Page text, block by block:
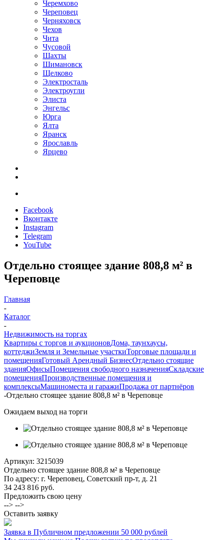
Черемхово
Череповец
Черняховск
Чехов
Чита
Чусовой
Шахты
Шимановск
Щелково
Электросталь
Электроугли
Элиста
Энгельс
Юрга
Ялта
Яранск
Ярославль
Ярцево
Facebook
Вконтакте
Instagram
Telegram
YouTube
Отдельно стоящее здание 808,8 м² в
Череповце
Главная
-
Каталог
-
Недвижимость на торгах
Квартиры с торгов и аукционовДома, таунхаусы,
коттеджиЗемля и Земельные участкиТорговые площади и
помещенияГотовый Арендный БизнесОтдельно стоящие
зданияОфисыПомещения свободного назначенияСкладские
помещенияПроизводственные помещения и
комплексыМашиноместа и гаражиПродажа от партнёров
-Отдельно стоящее здание 808,8 м² в Череповце
Ожидаем выход на торги
Артикул: 3215039
Отдельно стоящее здание 808,8 м² в Череповце
По адресу: г. Череповец, Советский пр-т, д. 21
34 243 816 руб.
Предложить свою цену
--> -->
Оставить заявку
Заявка в Публичном предложении 50 000 рублей